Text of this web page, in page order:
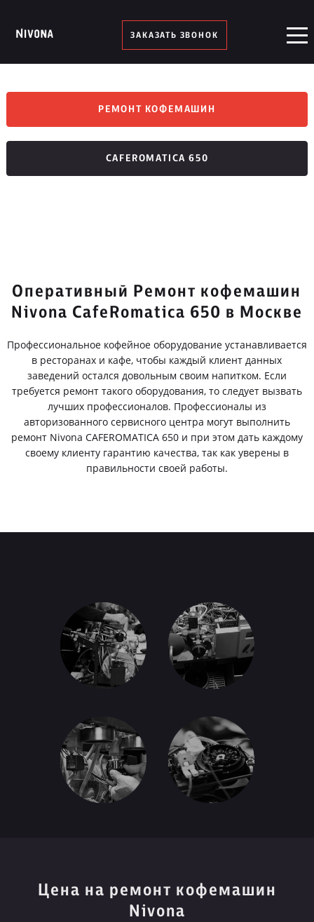
ЗАКАЗАТЬ ЗВОНОК
РЕМОНТ КОФЕМАШИН
CAFEROMATICA 650
Оперативный Ремонт кофемашин
Nivona CafeRomatica 650 в Москве
Профессиональное кофейное оборудование устанавливается
в ресторанах и кафе, чтобы каждый клиент данных
заведений остался довольным своим напитком. Если
требуется ремонт такого оборудования, то следует вызвать
лучших профессионалов. Профессионалы из
авторизованного сервисного центра могут выполнить
ремонт Nivona CAFEROMATICA 650 и при этом дать каждому
своему клиенту гарантию качества, так как уверены в
правильности своей работы.
Цена на ремонт кофемашин
Nivona